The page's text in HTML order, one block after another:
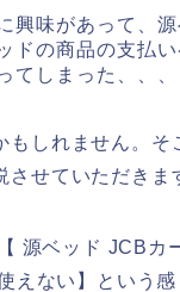
興味があって、
ドの商品の支払
てしまった、、、
しれません。
せていただきま
源ベッド JCB
ない】という感